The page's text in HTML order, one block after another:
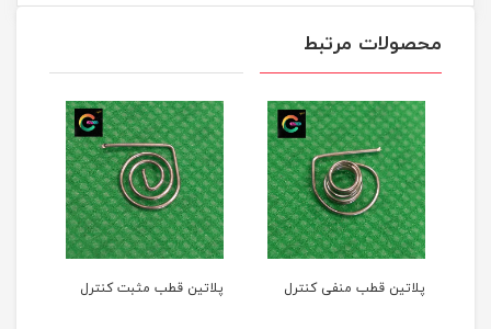
محصولات مرتبط
پلاتین قطب منفی کنترل پلاتین قطب مثبت کنترل